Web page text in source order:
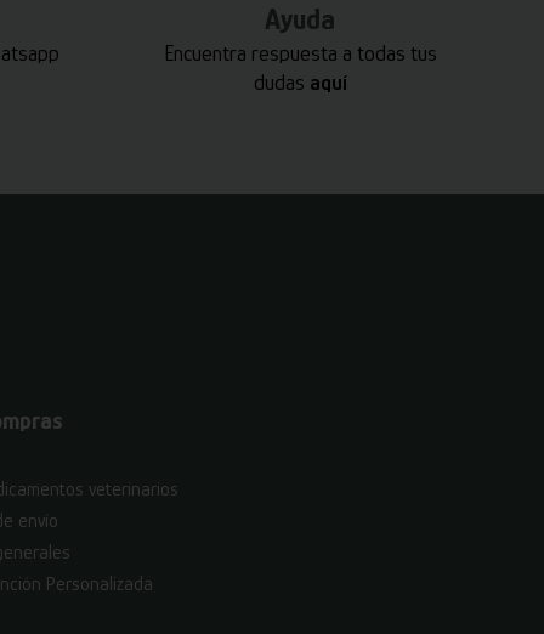
Ayuda
Encuentra respuesta a todas tus
dudas aquí
veterinarios
envío
Personalizada